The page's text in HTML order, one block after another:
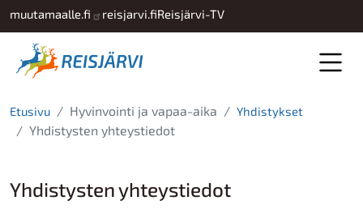
Hyppää pääsisältöön
muutamaalle.fi reisjarvi.fiReisjärvi-TV
Etusivu Hyvinvointi ja vapaa-aika Yhdistykset
Yhdistysten yhteystiedot
Yhdistysten yhteystiedot